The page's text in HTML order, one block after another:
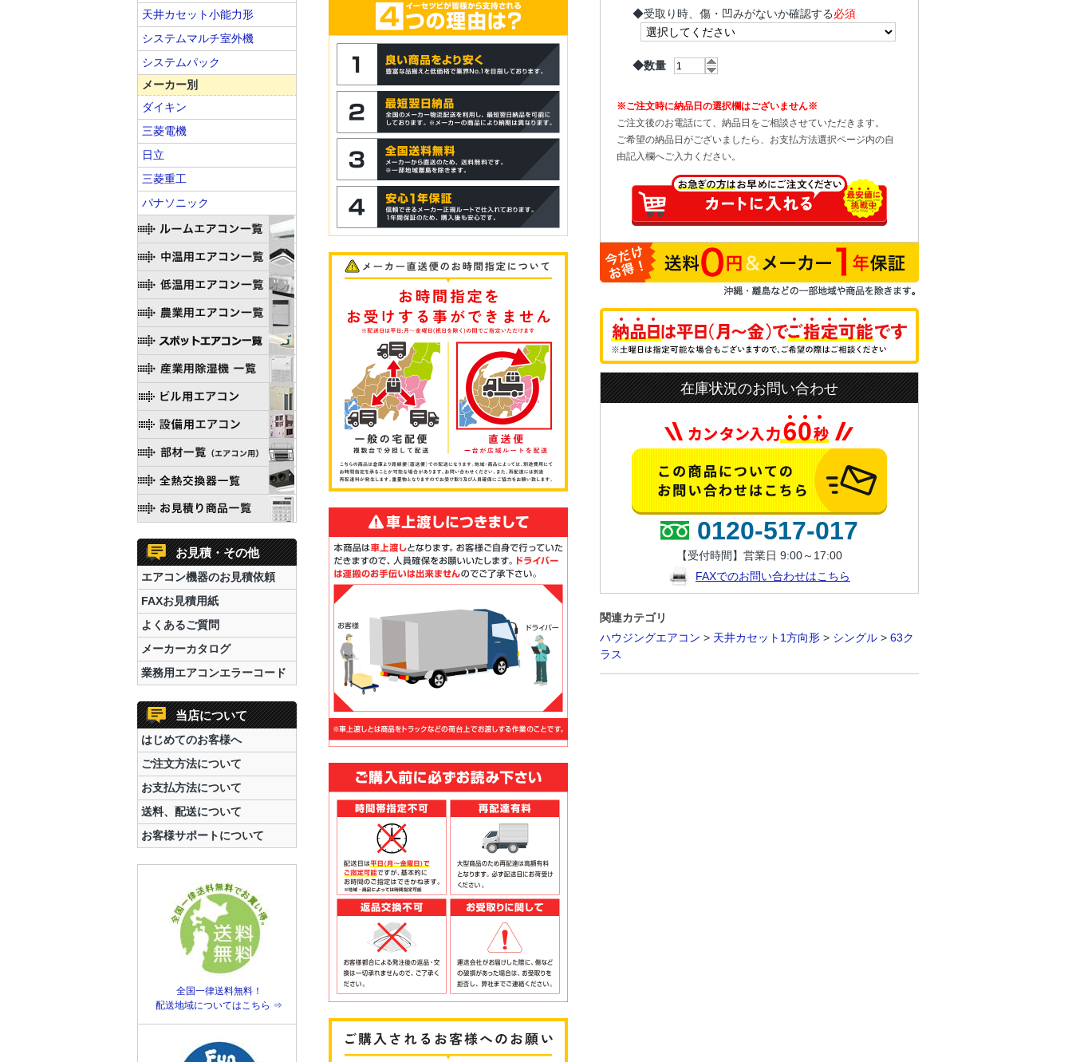
◆受取り時、傷・凹みがないか確認する必須
◆数量
※ご注文時に納品日の選択欄はございません※
ご注文後のお電話にて、納品日をご相談させていただきます。
ご希望の納品日がございましたら、お支払方法選択ページ内の自
由記入欄へご入力ください。
在庫状況のお問い合わせ
0120-517-017
【受付時間】営業日 9:00～17:00
FAXでのお問い合わせはこちら
関連カテゴリ
ハウジングエアコン > 天井カセット1方向形 > シングル > 63ク
ラス
天井カセット小能力形
システムマルチ室外機
システムパック
メーカー別
ダイキン
三菱電機
日立
三菱重工
パナソニック
お見積・その他
エアコン機器のお見積依頼
FAXお見積用紙
よくあるご質問
メーカーカタログ
業務用エアコンエラーコード
当店について
はじめてのお客様へ
ご注文方法について
お支払方法について
送料、配送について
お客様サポートについて
全国一律送料無料！
配送地域についてはこちら ⇒